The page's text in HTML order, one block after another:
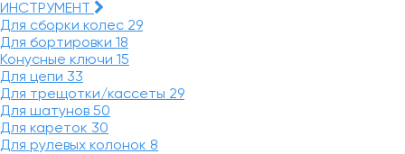
ИНСТРУМЕНТ
Для сборки колес 29
Для бортировки 18
Конусные ключи 15
Для цепи 33
Для трещотки/кассеты 29
Для шатунов 50
Для кареток 30
Для рулевых колонок 8